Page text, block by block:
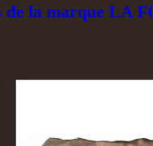
de la marque LA